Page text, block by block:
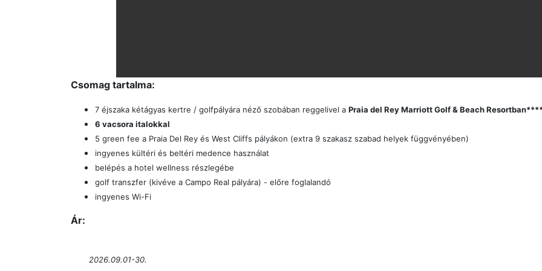
Csomag tartalma:
7 éjszaka kétágyas kertre / golfpályára néző szobában reggelivel a Praia del Rey Marriott Golf & Beach
6 vacsora italokkal
5 green fee a Praia Del Rey és West Cliffs pályákon (extra 9 szakasz szabad helyek függvényében)
ingyenes kültéri és beltéri medence használat
belépés a hotel wellness részlegébe
golf transzfer (kivéve a Campo Real pályára) - előre foglalandó
ingyenes Wi-Fi
Ár:
2026.09.01-30.